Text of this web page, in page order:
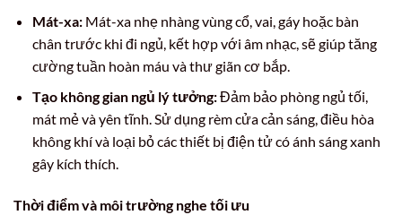
Mát-xa:Mát-xa nhẹ nhàng vùng cổ, vai, gáy hoặc bàn
chân trước khi đi ngủ, kết hợp với âm nhạc, sẽ giúp tăng
cường tuần hoàn máu và thư giãn cơ bắp.
Tạo không gian ngủ lý tưởng:Đảm bảo phòng ngủ tối,
mát mẻ và yên tĩnh. Sử dụng rèm cửa cản sáng, điều hòa
không khí và loại bỏ các thiết bị điện tử có ánh sáng xanh
gây kích thích.
Thời điểm và môi trường nghe tối ưu